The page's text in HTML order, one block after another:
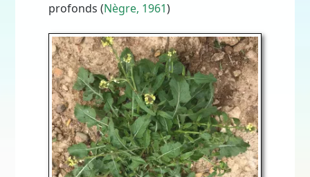
profonds (Nègre, 1961)